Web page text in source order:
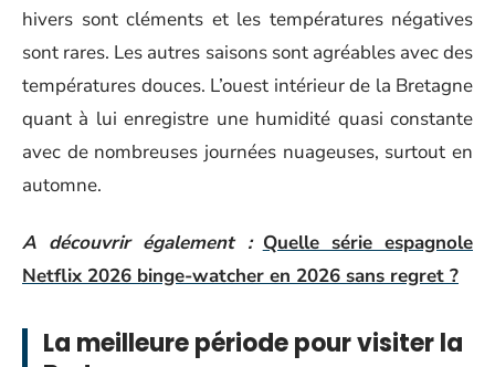
hivers sont cléments et les températures négatives
sont rares. Les autres saisons sont agréables avec des
températures douces. L’ouest intérieur de la Bretagne
quant à lui enregistre une humidité quasi constante
avec de nombreuses journées nuageuses, surtout en
automne.
A découvrir également : Quelle série espagnole
Netflix 2026 binge-watcher en 2026 sans regret ?
La meilleure période pour visiter la